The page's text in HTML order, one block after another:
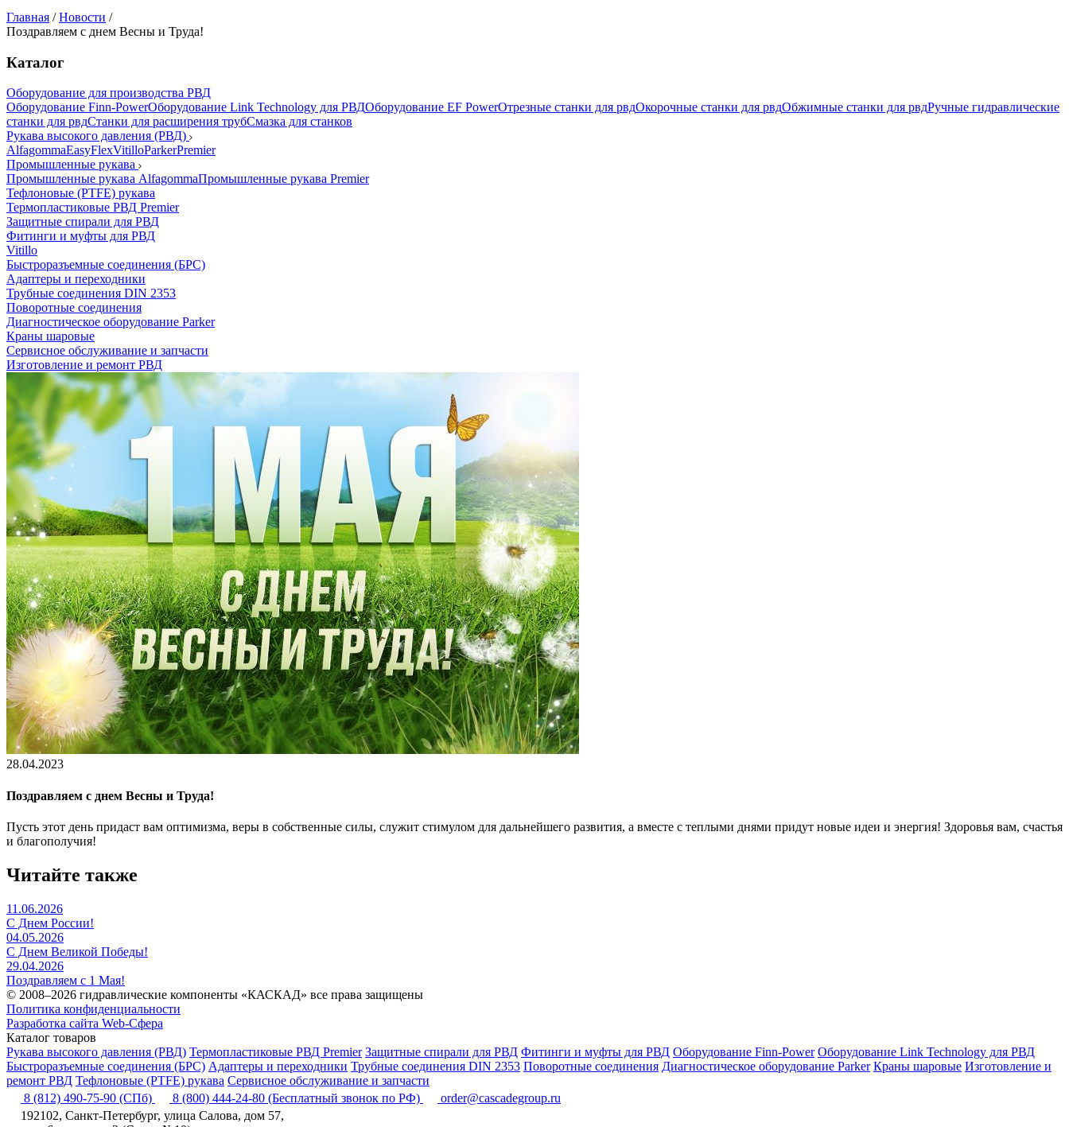
Главная /Новости /
Поздравляем с днем Весны и Труда!
Каталог
Оборудование для производства РВД
Оборудование Finn-PowerОборудование Link Technology для РВДОборудование EF PowerОтрезные станки для рвдОкорочные станки для рвдОбжимные станки для рвдРучные гидравлические
станки для рвдСтанки для расширения трубСмазка для станков
Рукава высокого давления (РВД)
AlfagommaEasyFlexVitilloParkerPremier
Промышленные рукава
Промышленные рукава AlfagommaПромышленные рукава Premier
Тефлоновые (PTFE) рукава
Термопластиковые РВД Premier
Защитные спирали для РВД
Фитинги и муфты для РВД
Vitillo
Быстроразъемные соединения (БРС)
Адаптеры и переходники
Трубные соединения DIN 2353
Поворотные соединения
Диагностическое оборудование Parker
Краны шаровые
Сервисное обслуживание и запчасти
Изготовление и ремонт РВД
28.04.2023
Поздравляем с днем Весны и Труда!
Пусть этот день придаст вам оптимизма, веры в собственные силы, служит стимулом для дальнейшего развития, а вместе с теплыми днями придут новые идеи и энергия! Здоровья вам, счастья
и благополучия!
Читайте также
11.06.2026
С Днем России!
04.05.2026
С Днем Великой Победы!
29.04.2026
Поздравляем с 1 Мая!
© 2008–2026 гидравлические компоненты «КАСКАД» все права защищены
Политика конфиденциальности
Разработка сайта Web-Сфера
Каталог товаров
Рукава высокого давления (РВД) Термопластиковые РВД Premier Защитные спирали для РВД Фитинги и муфты для РВД Оборудование Finn-Power Оборудование Link Technology для РВД
Быстроразъемные соединения (БРС) Адаптеры и переходники Трубные соединения DIN 2353 Поворотные соединения Диагностическое оборудование Parker Краны шаровые Изготовление и
ремонт РВД Тефлоновые (PTFE) рукава Сервисное обслуживание и запчасти
8 (812) 490-75-90 (СПб) 8 (800) 444-24-80 (Бесплатный звонок по РФ)
order@cascadegroup.ru
192102, Санкт-Петербург, улица Салова, дом 57,